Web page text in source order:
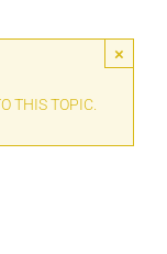
×
THIS TOPIC.